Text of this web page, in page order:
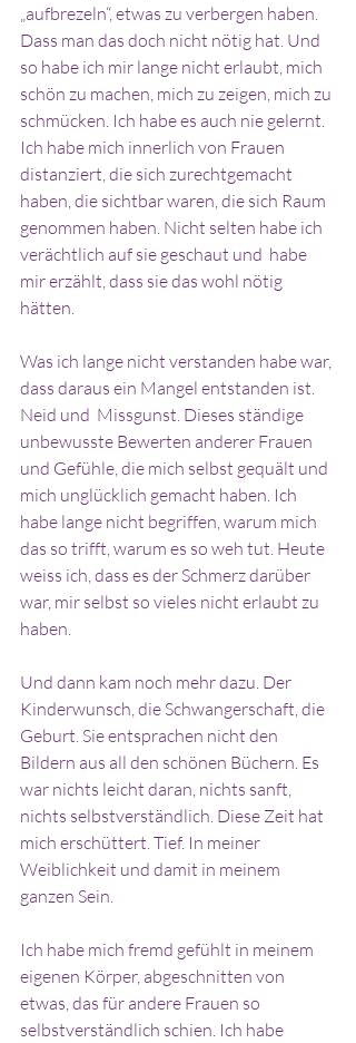
„aufbrezeln“, etwas zu verbergen haben.
Dass man das doch nicht nötig hat. Und
so habe ich mir lange nicht erlaubt, mich
schön zu machen, mich zu zeigen, mich zu
schmücken. Ich habe es auch nie gelernt.
Ich habe mich innerlich von Frauen
distanziert, die sich zurechtgemacht
haben, die sichtbar waren, die sich Raum
genommen haben. Nicht selten habe ich
verächtlich auf sie geschaut und  habe
mir erzählt, dass sie das wohl nötig
hätten.
Was ich lange nicht verstanden habe war,
dass daraus ein Mangel entstanden ist.
Neid und  Missgunst. Dieses ständige
unbewusste Bewerten anderer Frauen
und Gefühle, die mich selbst gequält und
mich unglücklich gemacht haben. Ich
habe lange nicht begriffen, warum mich
das so trifft, warum es so weh tut. Heute
weiss ich, dass es der Schmerz darüber
war, mir selbst so vieles nicht erlaubt zu
haben.
Und dann kam noch mehr dazu. Der
Kinderwunsch, die Schwangerschaft, die
Geburt. Sie entsprachen nicht den
Bildern aus all den schönen Büchern. Es
war nichts leicht daran, nichts sanft,
nichts selbstverständlich. Diese Zeit hat
mich erschüttert. Tief. In meiner
Weiblichkeit und damit in meinem
ganzen Sein.
Ich habe mich fremd gefühlt in meinem
eigenen Körper, abgeschnitten von
etwas, das für andere Frauen so
selbstverständlich schien. Ich habe